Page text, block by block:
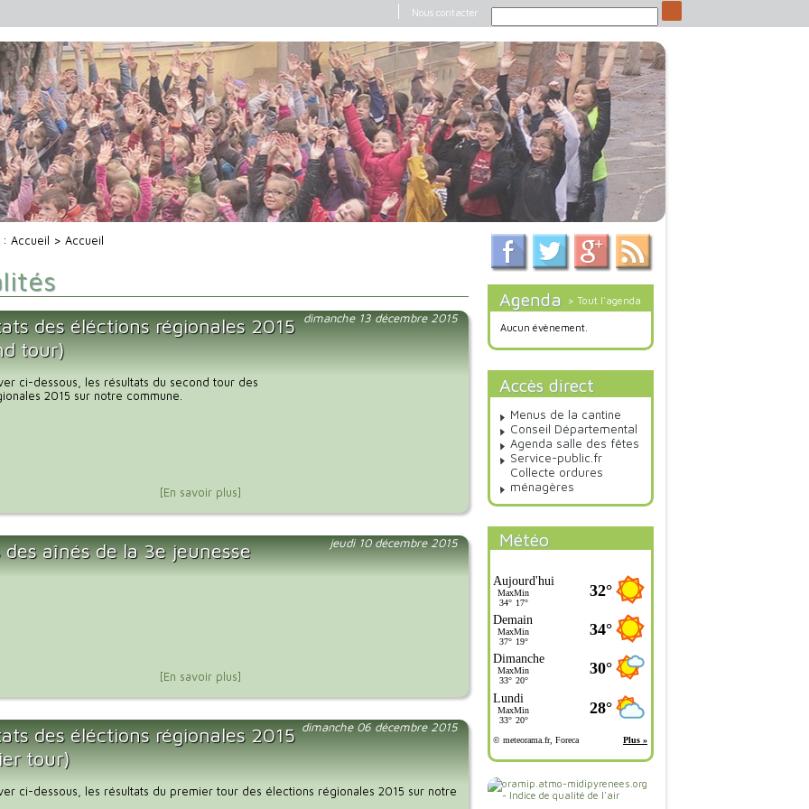
Nous contacter
:Accueil > Accueil
dimanche 13 décembre 2015
des éléctions régionales 2015
tour)
ci-dessous, les résultats du second tour des
2015 sur notre commune.
[En savoir plus]
jeudi 10 décembre 2015
des aînés de la 3e jeunesse
[En savoir plus]
dimanche 06 décembre 2015
des éléctions régionales 2015
tour)
ci-dessous, les résultats du premier tour des élections régionales 2015 sur notre
Agenda > Tout l'agenda
Aucun évènement.
Accès direct
Menus de la cantine
Conseil Départemental
Agenda salle des fêtes
Service-public.fr
Collecte ordures
ménagères
Météo